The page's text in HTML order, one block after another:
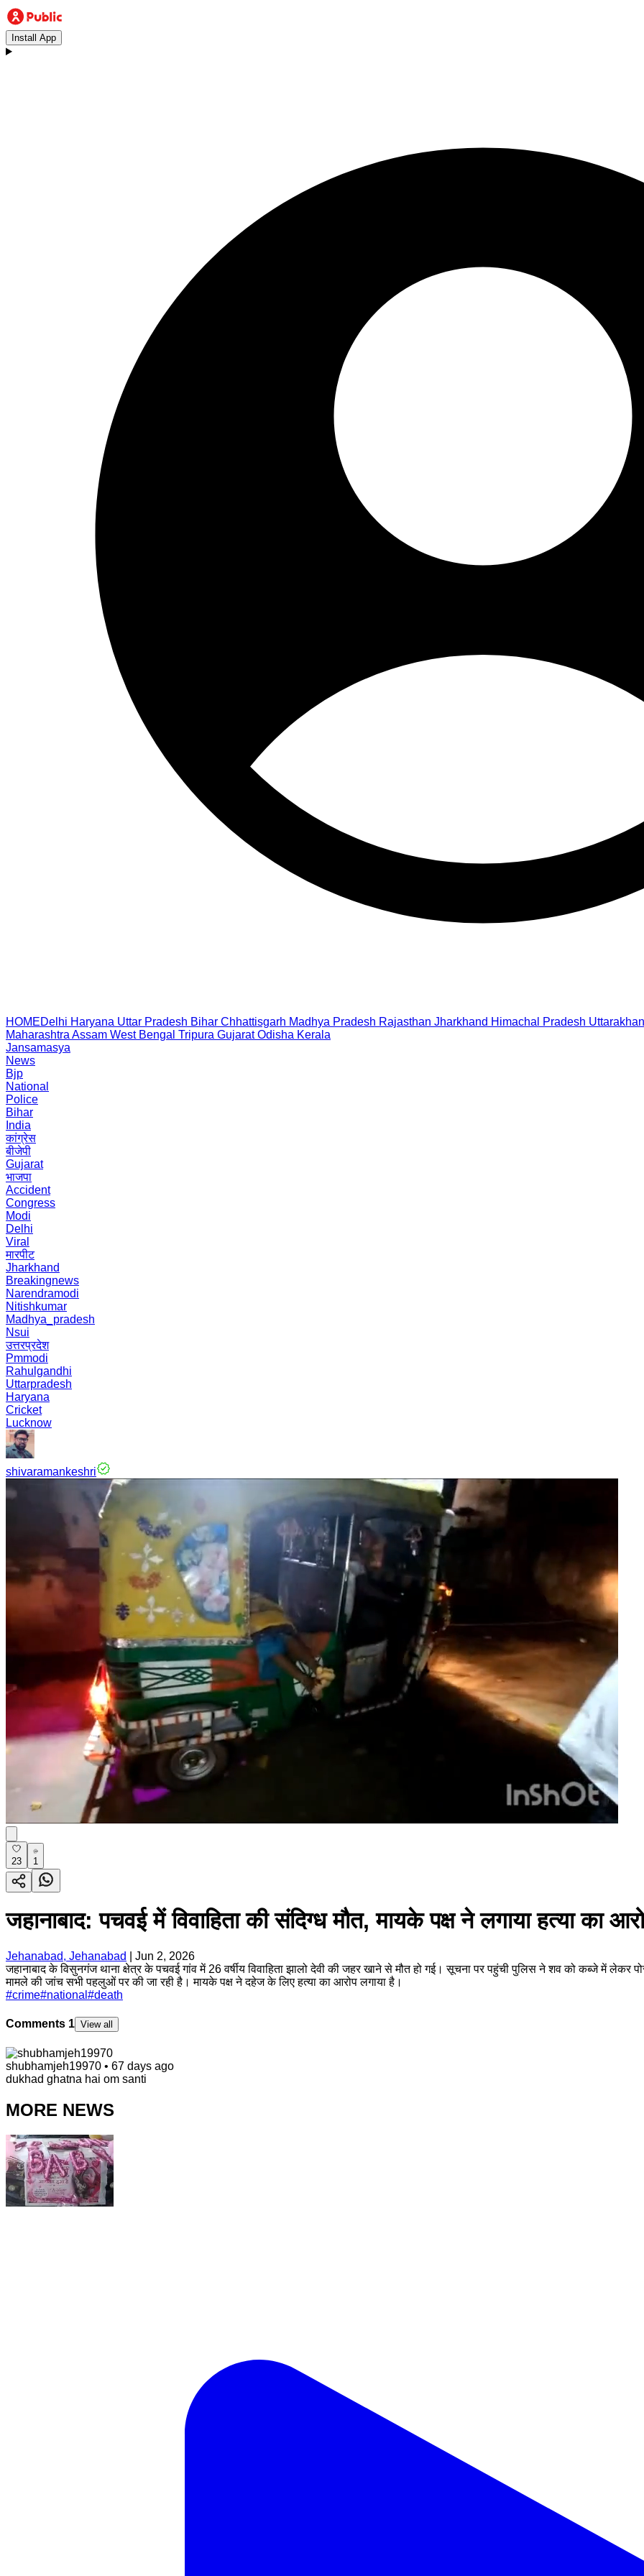
Install App
HOMEDelhi Haryana Uttar Pradesh Bihar Chhattisgarh Madhya Pradesh Rajasthan Jharkhand Himachal Pradesh
Maharashtra Assam West Bengal Tripura Gujarat Odisha Kerala
Jansamasya
News
Bjp
National
Police
Bihar
India
कांग्रेस
बीजेपी
Gujarat
भाजपा
Accident
Congress
Modi
Delhi
Viral
मारपीट
Jharkhand
Breakingnews
Narendramodi
Nitishkumar
Madhya_pradesh
Nsui
उत्तरप्रदेश
Pmmodi
Rahulgandhi
Uttarpradesh
Haryana
Cricket
Lucknow
shivaramankeshri
23 1
जहानाबाद: पचवई में विवाहिता की संदिग्ध मौत, मायके पक्ष ने लगाया हत्या का
Jehanabad, Jehanabad
Jun 2, 2026
जहानाबाद के विसुनगंज थाना क्षेत्र के पचवई गांव में 26 वर्षीय विवाहिता झालो देवी की जहर खाने से मौत हो गई। सूचना पर पहुंची पुलिस ने शव को कब्जे में लेकर
मामले की जांच सभी पहलुओं पर की जा रही है। मायके पक्ष ने दहेज के लिए हत्या का आरोप लगाया है।
#crime#national #death
Comments 1 View all
shubhamjeh19970 • 67 days ago
dukhad ghatna hai om santi
MORE NEWS